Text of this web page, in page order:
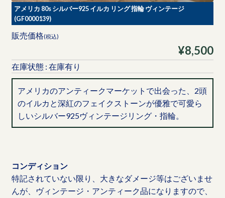
アメリカ 80s シルバー925 イルカ リング 指輪 ヴィンテージ
(GF0000139)
販売価格(税込)
¥8,500
在庫状態 : 在庫有り
アメリカのアンティークマーケットで出会った、2頭
のイルカと深紅のフェイクストーンが優雅で可愛ら
しいシルバー925ヴィンテージリング・指輪。
コンディション
特記されていない限り、大きなダメージ等はございませ
んが、ヴィンテージ・アンティーク品になりますので、